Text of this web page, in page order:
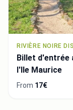
RIVIÈRE NOIRE
Billet d'entrée
l'Ile Maurice
From 17€